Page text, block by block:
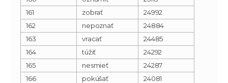
161
zobrať
24992
162
nepoznať
24884
163
vracať
24485
164
túžiť
24292
165
nesmieť
24287
166
pokúšať
24081